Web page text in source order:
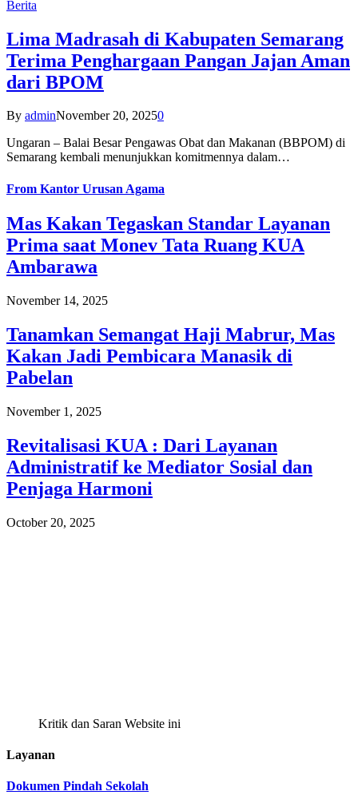
Berita
Lima Madrasah di Kabupaten Semarang
Terima Penghargaan Pangan Jajan Aman
dari BPOM
By adminNovember 20, 20250
Ungaran – Balai Besar Pengawas Obat dan Makanan (BBPOM) di
Semarang kembali menunjukkan komitmennya dalam…
From Kantor Urusan Agama
Mas Kakan Tegaskan Standar Layanan
Prima saat Monev Tata Ruang KUA
Ambarawa
November 14, 2025
Tanamkan Semangat Haji Mabrur, Mas
Kakan Jadi Pembicara Manasik di
Pabelan
November 1, 2025
Revitalisasi KUA : Dari Layanan
Administratif ke Mediator Sosial dan
Penjaga Harmoni
October 20, 2025
Kritik dan Saran Website ini
Layanan
Dokumen Pindah Sekolah